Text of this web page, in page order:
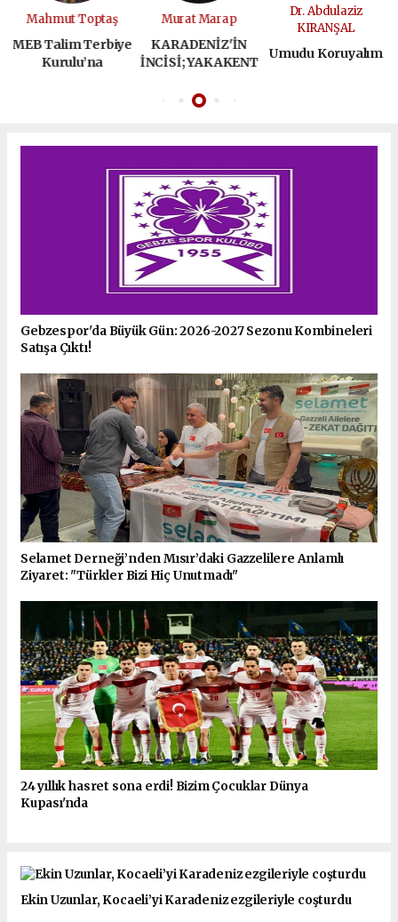
Mahmut Toptaş
MEB Talim Terbiye
Kurulu’na
Murat Marap
KARADENİZ'İN
İNCİSİ; YAKAKENT
Dr. Abdulaziz
KIRANŞAL
Umudu Koruyalım
Gebzespor'da Büyük Gün: 2026-2027 Sezonu Kombineleri
Satışa Çıktı!
Selamet Derneği’nden Mısır’daki Gazzelilere Anlamlı
Ziyaret: "Türkler Bizi Hiç Unutmadı"
24 yıllık hasret sona erdi! Bizim Çocuklar Dünya
Kupası'nda
Ekin Uzunlar, Kocaeli’yi Karadeniz ezgileriyle coşturdu